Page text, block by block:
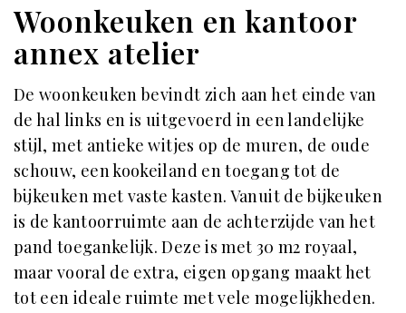
Woonkeuken en kantoor
annex atelier
De woonkeuken bevindt zich aan het einde van
de hal links en is uitgevoerd in een landelijke
stijl, met antieke witjes op de muren, de oude
schouw, een kookeiland en toegang tot de
bijkeuken met vaste kasten. Vanuit de bijkeuken
is de kantoorruimte aan de achterzijde van het
pand toegankelijk. Deze is met 30 m2 royaal,
maar vooral de extra, eigen opgang maakt het
tot een ideale ruimte met vele mogelijkheden.